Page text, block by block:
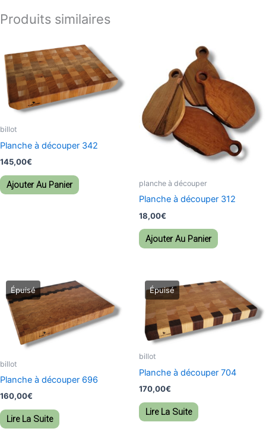
Produits similaires
billot
Planche à découper 342
145,00€
Ajouter Au Panier planche à découper
Planche à découper 312
18,00€
Ajouter Au Panier
billot
Planche à découper 696
160,00€
Lire La Suite
billot
Planche à découper 704
170,00€
Lire La Suite